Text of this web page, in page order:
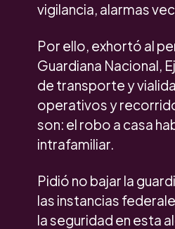
vigilancia, alarmas
Por ello, exhortó al
Guardiana Nacional,
de transporte y
operativos y
son: el robo a casa
intrafamiliar.
Pidió no bajar la
las instancias
la seguridad en esta